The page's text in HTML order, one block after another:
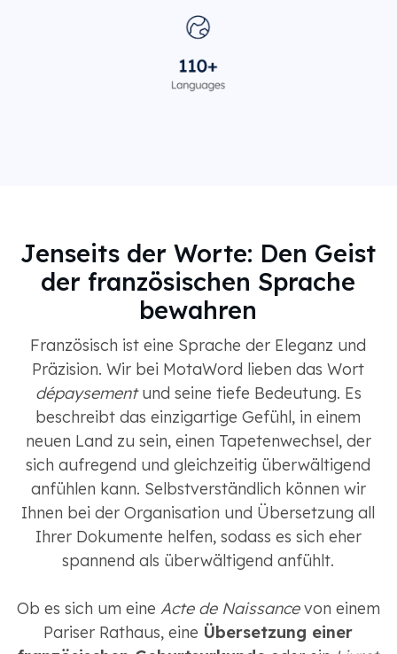
Jenseits der Worte: Den Geist
der französischen Sprache
bewahren
Französisch ist eine Sprache der Eleganz und
Präzision. Wir bei MotaWord lieben das Wort
dépaysementund seine tiefe Bedeutung. Es
beschreibt das einzigartige Gefühl, in einem
neuen Land zu sein, einen Tapetenwechsel, der
sich aufregend und gleichzeitig überwältigend
anfühlen kann. Selbstverständlich können wir
Ihnen bei der Organisation und Übersetzung all
Ihrer Dokumente helfen, sodass es sich eher
spannend als überwältigend anfühlt.
Ob es sich um eine Acte de Naissancevon einem
Pariser Rathaus, eine Übersetzung einer